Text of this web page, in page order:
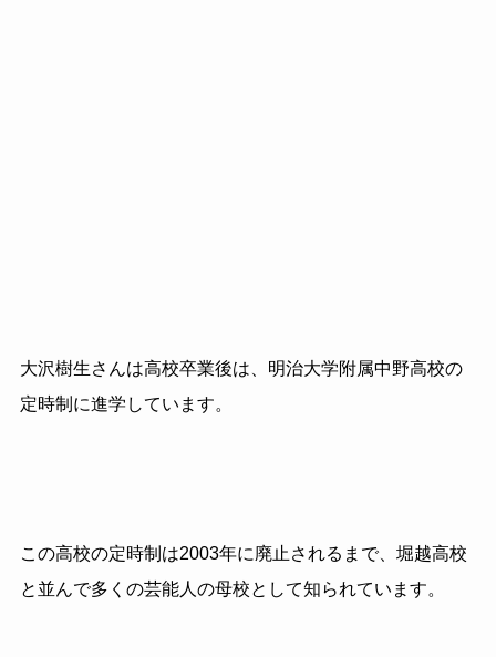
大沢樹生さんは高校卒業後は、明治大学附属中野高校の
定時制に進学しています。
この高校の定時制は2003年に廃止されるまで、堀越高校
と並んで多くの芸能人の母校として知られています。